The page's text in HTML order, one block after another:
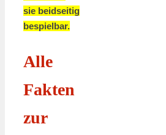
sie beidseitig
bespielbar.
Alle
Fakten
zur